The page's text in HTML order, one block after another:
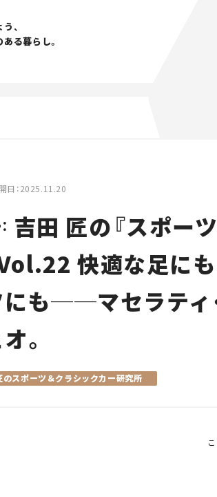
、
る暮らし。
日：2025.11.20
吉田 匠の『スポー
快適な足に
も──マセラティ
。
のスポーツ＆クラシックカー研究所